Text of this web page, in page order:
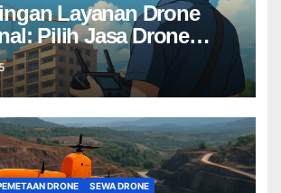
Layanan Drone
Pilih Jasa Drone
Proyek Anda
DRONE SEWA DRONE